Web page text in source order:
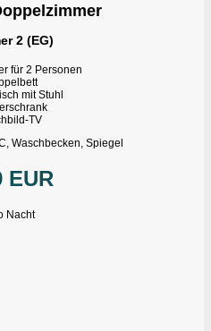
2 (EG)
für 2 Personen
mit Stuhl
TV
Waschbecken, Spiegel
EUR
Nacht